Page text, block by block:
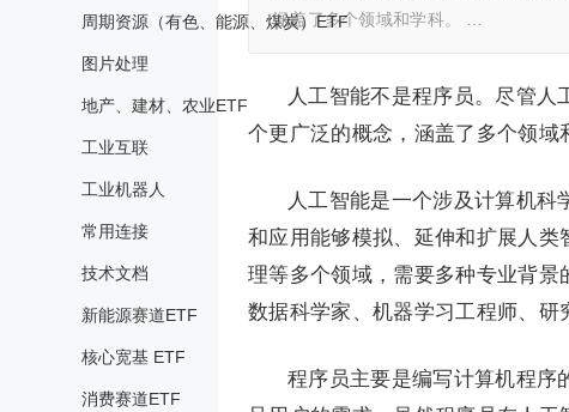
周期资源（有色、能源、煤炭）ETF
图片处理
地产、建材、农业ETF
工业互联
工业机器人
常用连接
技术文档
新能源赛道ETF
核心宽基 ETF
消费赛道ETF
涵盖了多个领域和学科。 …
人工智能不是程序员。尽管
个更广泛的概念，涵盖了多个领域
人工智能是一个涉及计算机
和应用能够模拟、延伸和扩展人
理等多个领域，需要多种专业背
数据科学家、机器学习工程师、研
程序员主要是编写计算机程序